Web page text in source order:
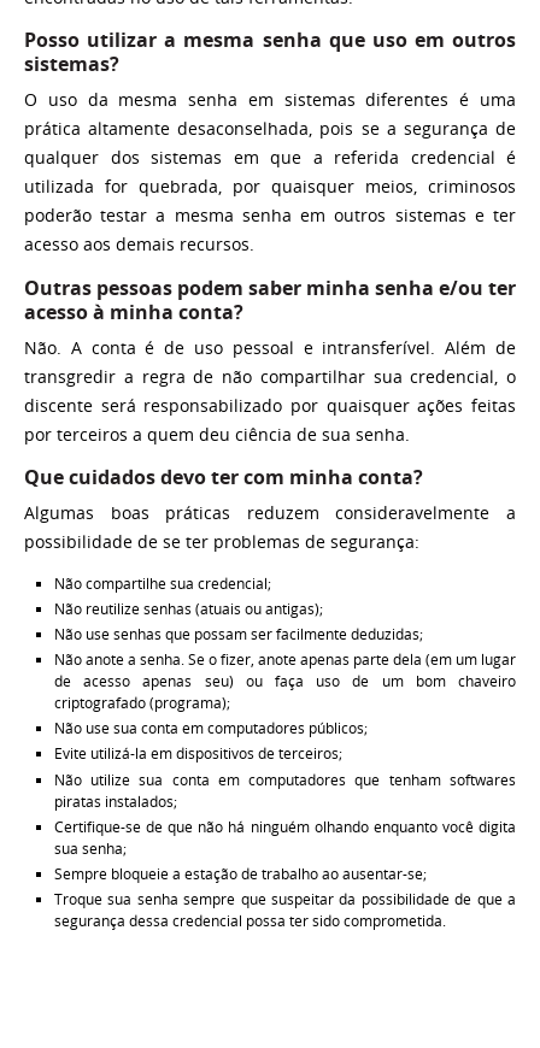
Posso utilizar a mesma senha que uso em outros
sistemas?
O uso da mesma senha em sistemas diferentes é uma
prática altamente desaconselhada, pois se a segurança de
qualquer dos sistemas em que a referida credencial é
utilizada for quebrada, por quaisquer meios, criminosos
poderão testar a mesma senha em outros sistemas e ter
acesso aos demais recursos.
Outras pessoas podem saber minha senha e/ou ter
acesso à minha conta?
Não. A conta é de uso pessoal e intransferível. Além de
transgredir a regra de não compartilhar sua credencial, o
discente será responsabilizado por quaisquer ações feitas
por terceiros a quem deu ciência de sua senha.
Que cuidados devo ter com minha conta?
Algumas boas práticas reduzem consideravelmente a
possibilidade de se ter problemas de segurança:
Não compartilhe sua credencial;
Não reutilize senhas (atuais ou antigas);
Não use senhas que possam ser facilmente deduzidas;
Não anote a senha. Se o fizer, anote apenas parte dela (em um lugar
de acesso apenas seu) ou faça uso de um bom chaveiro
criptografado (programa);
Não use sua conta em computadores públicos;
Evite utilizá-la em dispositivos de terceiros;
Não utilize sua conta em computadores que tenham softwares
piratas instalados;
Certifique-se de que não há ninguém olhando enquanto você digita
sua senha;
Sempre bloqueie a estação de trabalho ao ausentar-se;
Troque sua senha sempre que suspeitar da possibilidade de que a
segurança dessa credencial possa ter sido comprometida.